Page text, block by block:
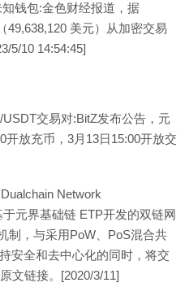
钱包:金色财经报道，据
49,638,120 美元）从加密交易
5/10 14:54:45]
交易对:BitZ发布公告，元
开放充币，3月13日15:00开放交
Network
元界基础链 ETP开发的双链网
制，与采用PoW、PoS混合共
安全和去中心化的同时，将交
文链接。[2020/3/11]